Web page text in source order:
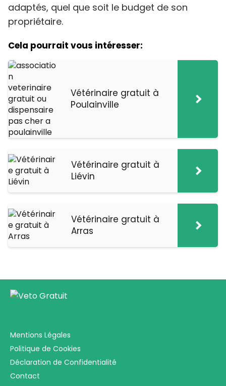
adaptés, quel que soit le budget de son
propriétaire.
Cela pourrait vous intéresser:
Vétérinaire gratuit à
Poulainville
Vétérinaire gratuit à
Liévin
Vétérinaire gratuit à
Arras
Mentions Légales
Politique de Cookies
Déclaration de Confidentialité
Contact